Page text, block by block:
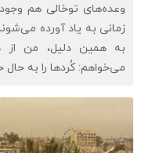
وعده‌های توخالی هم
زمانی به یاد آورده
به همین دلیل، من از
می‌خواهم: کُردها را به حال